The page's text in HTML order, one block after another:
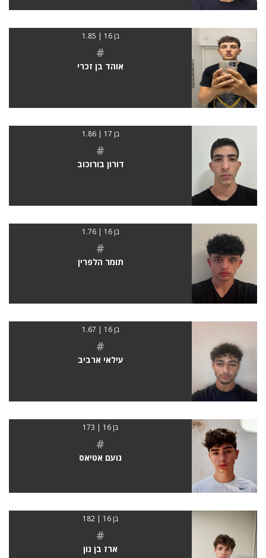
בן 16 | 1.85
#
אוהד בן זכרי
בן 17 | 1.86
#
דורון בורוכוב
בן 16 | 1.76
#
תומר הלפרין
בן 16 | 1.67
#
עילאי ארביב
בן 16 | 173
#
נועם אטיאס
בן 16 | 182
#
ארז בן נון